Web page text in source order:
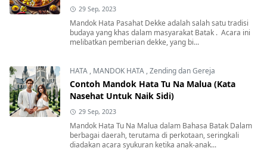
29 Sep, 2023
Mandok Hata Pasahat Dekke adalah salah satu tradisi
budaya yang khas dalam masyarakat Batak . Acara ini
melibatkan pemberian dekke, yang bi...
HATA , MANDOK HATA ,Zending dan Gereja
Contoh Mandok Hata Tu Na Malua (Kata
Nasehat Untuk Naik Sidi)
29 Sep, 2023
Mandok Hata Tu Na Malua dalam Bahasa Batak Dalam
berbagai daerah, terutama di perkotaan, seringkali
diadakan acara syukuran ketika anak-anak...